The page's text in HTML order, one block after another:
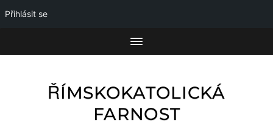
Přihlásit se
ŘÍMSKOKATOLICKÁ
FARNOST